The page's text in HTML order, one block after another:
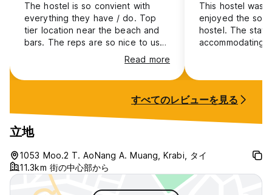
The hostel is so convient with
everything they have / do. Top
tier location near the beach and
bars. The reps are so nice to us
especially Bee. Then Cômfy Bed
and blanket were the best part
that I could not get front other
Read more
This hostel was
enjoyed the
hostel. The staff
accommodating
broken so it
すべてのレビューを見る
立地
1053 Moo.2 T. AoNang A. Muang, Krabi, タイ
11.3km 街の中心部から